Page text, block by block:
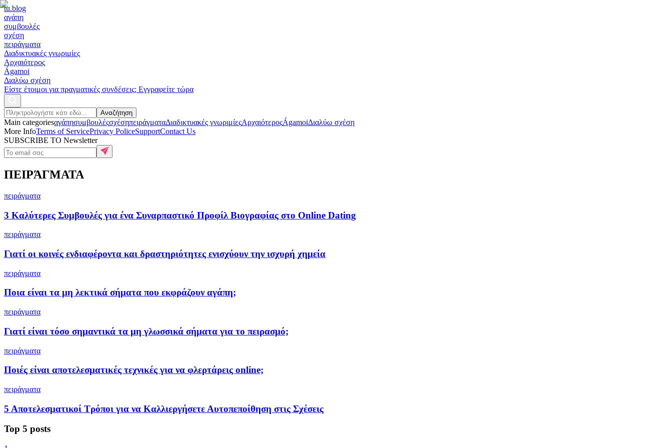
tu.blog
αγάπη
συμβουλές
σχέση
πειράγματα
Διαδικτυακές γνωριμίες
Αρχαιότερος
Ágamoi
Διαλύω σχέση
Είστε έτοιμοι για πραγματικές συνδέσεις; Εγγραφείτε τώρα
Αναζήτηση
Main categoriesαγάπησυμβουλέςσχέσηπειράγματαΔιαδικτυακές γνωριμίεςΑρχαιότεροςÁgamoiΔιαλύω σχέση
More InfoTerms of ServicePrivacy PoliceSupportContact Us
SUBSCRIBE TO Newsletter
ΠΕΙΡΆΓΜΑΤΑ
πειράγματα
3 Καλύτερες Συμβουλές για ένα Συναρπαστικό Προφίλ Βιογραφίας στο Online Dating
πειράγματα
Γιατί οι κοινές ενδιαφέροντα και δραστηριότητες ενισχύουν την ισχυρή χημεία
πειράγματα
Ποια είναι τα μη λεκτικά σήματα που εκφράζουν αγάπη;
πειράγματα
Γιατί είναι τόσο σημαντικά τα μη γλωσσικά σήματα για το πειρασμό;
πειράγματα
Ποιές είναι αποτελεσματικές τεχνικές για να φλερτάρεις online;
πειράγματα
5 Αποτελεσματικοί Τρόποι για να Καλλιεργήσετε Αυτοπεποίθηση στις Σχέσεις
Top 5 posts